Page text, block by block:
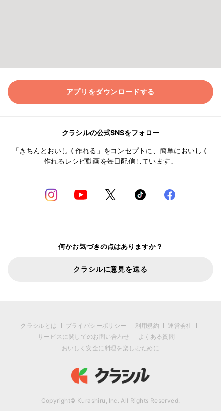
アプリをダウンロードする
クラシルの公式SNSをフォロー
「きちんとおいしく作れる」をコンセプトに、簡単においしく
作れるレシピ動画を毎日配信しています。
何かお気づきの点はありますか？
クラシルに意見を送る
クラシルとは プライバシーポリシー 利用規約
運営会社
サービスに関してのお問い合わせ
よくある質問
おいしく安全に料理を楽しむために
Copyright© Kurashiru, Inc. All Rights Reserved.